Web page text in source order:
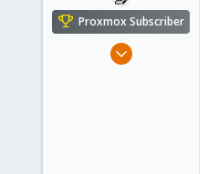
e
r
Proxmox Subscriber
May 3, 2024